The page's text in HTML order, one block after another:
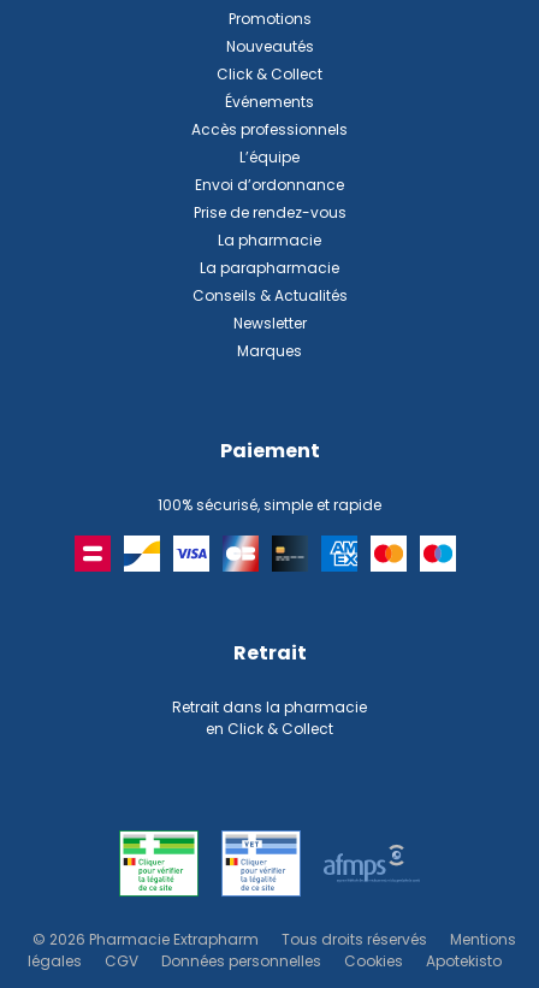
Promotions
Nouveautés
Click & Collect
Événements
Accès professionnels
L’équipe
Envoi d’ordonnance
Prise de rendez-vous
La pharmacie
La parapharmacie
Conseils & Actualités
Newsletter
Marques
Paiement
100% sécurisé, simple et rapide
Retrait
Retrait dans la pharmacie
en Click & Collect
© 2026 Pharmacie Extrapharm Tous droits réservés
Mentions
légales
CGV Données personnelles Cookies Apotekisto